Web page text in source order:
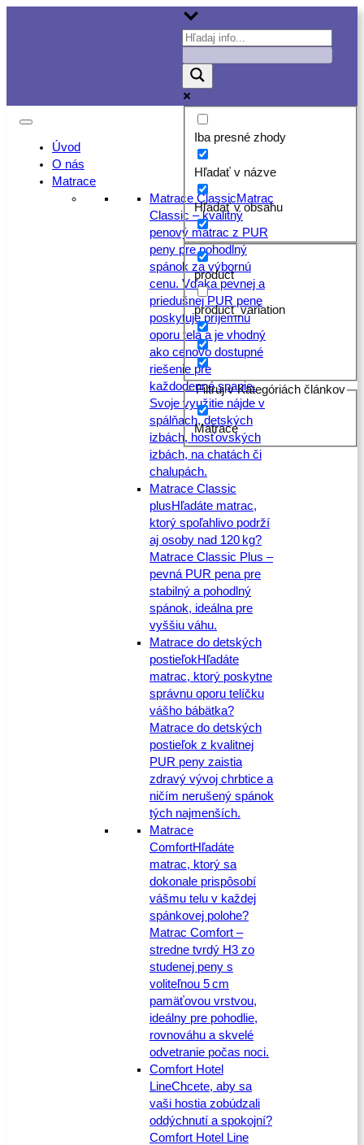
Iba presné zhody
Hľadať v názve
Hľadať v obsahu
product
product_variation
Filtruj v Kategóriách článkov
Matrace
Úvod
O nás
Matrace
Matrace ClassicMatrac
Classic – kvalitný
penový matrac z PUR
peny pre pohodlný
spánok za výbornú
cenu. Vďaka pevnej a
priedušnej PUR pene
poskytuje príjemnú
oporu tela a je vhodný
ako cenovo dostupné
riešenie pre
každodenné spanie.
Svoje využitie nájde v
spálňach, detských
izbách, hosťovských
izbách, na chatách či
chalupách.
Matrace Classic
plusHľadáte matrac,
ktorý spoľahlivo podrží
aj osoby nad 120 kg?
Matrace Classic Plus –
pevná PUR pena pre
stabilný a pohodlný
spánok, ideálna pre
vyššiu váhu.
Matrace do detských
postieľokHľadáte
matrac, ktorý poskytne
správnu oporu telíčku
vášho bábätka?
Matrace do detských
postieľok z kvalitnej
PUR peny zaistia
zdravý vývoj chrbtice a
ničím nerušený spánok
tých najmenších.
Matrace
ComfortHľadáte
matrac, ktorý sa
dokonale prispôsobí
vášmu telu v každej
spánkovej polohe?
Matrac Comfort –
stredne tvrdý H3 zo
studenej peny s
voliteľnou 5 cm
pamäťovou vrstvou,
ideálny pre pohodlie,
rovnováhu a skvelé
odvetranie počas noci.
Comfort Hotel
LineChcete, aby sa
vaši hostia zobúdzali
oddýchnutí a spokojní?
Comfort Hotel Line